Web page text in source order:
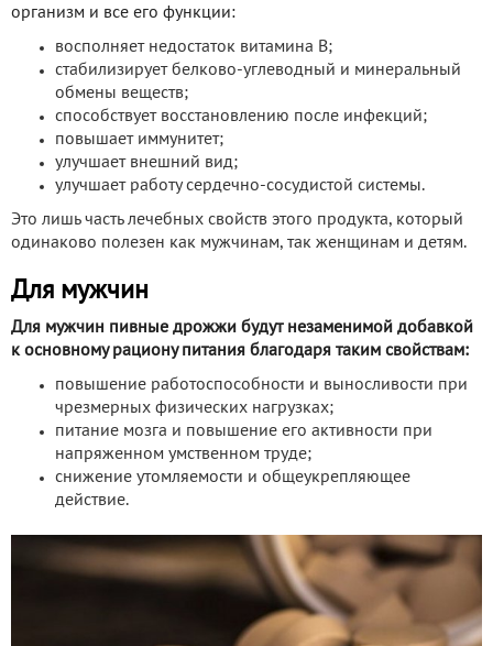
организм и все его функции:
восполняет недостаток витамина В;
стабилизирует белково-углеводный и минеральный
обмены веществ;
способствует восстановлению после инфекций;
повышает иммунитет;
улучшает внешний вид;
улучшает работу сердечно-сосудистой системы.
Это лишь часть лечебных свойств этого продукта, который
одинаково полезен как мужчинам, так женщинам и детям.
Для мужчин
Для мужчин пивные дрожжи будут незаменимой добавкой
к основному рациону питания благодаря таким свойствам:
повышение работоспособности и выносливости при
чрезмерных физических нагрузках;
питание мозга и повышение его активности при
напряженном умственном труде;
снижение утомляемости и общеукрепляющее
действие.